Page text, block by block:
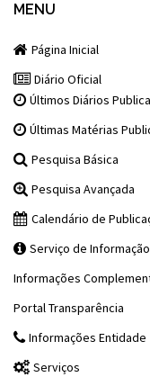
MENU
Página Inicial
Diário Oficial
Últimos Diários
Últimas Matérias
Pesquisa Básica
Pesquisa Avançada
Calendário de
Serviço de
Informações
Portal Transparência
Informações Entidade
Serviços